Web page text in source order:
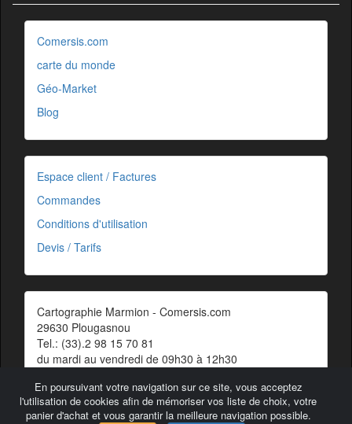
En poursuivant votre navigation sur ce site, vous acceptez
l'utilisation de cookies afin de mémoriser vos liste de choix, votre
panier d'achat et vous garantir la meilleure navigation possible.
Comersis.com
carte du monde
Géo-Market
Blog
Espace client / Factures
Commandes
Conditions d'utilisation
Devis / Tarifs
Cartographie Marmion - Comersis.com
29630 Plougasnou
Tel.: (33).2 98 15 70 81
du mardi au vendredi de 09h30 à 12h30
Contact